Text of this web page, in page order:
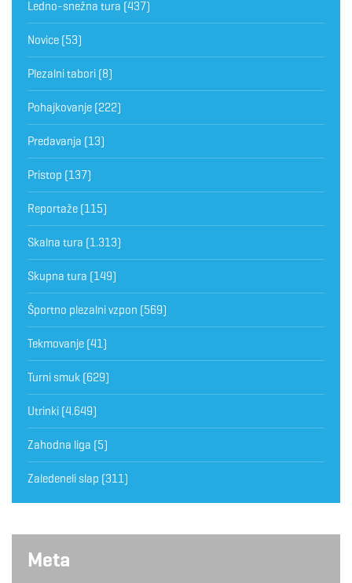
Ledno-snežna tura (437)
Novice (53)
Plezalni tabori (8)
Pohajkovanje (222)
Predavanja (13)
Pristop (137)
Reportaže (115)
Skalna tura (1.313)
Skupna tura (149)
Športno plezalni vzpon (569)
Tekmovanje (41)
Turni smuk (629)
Utrinki (4.649)
Zahodna liga (5)
Zaledeneli slap (311)
Meta